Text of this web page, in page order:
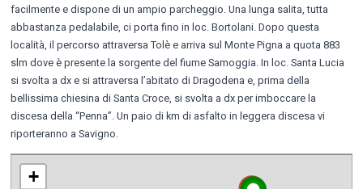
facilmente e dispone di un ampio parcheggio. Una lunga salita, tutta
abbastanza pedalabile, ci porta fino in loc. Bortolani. Dopo questa
località, il percorso attraversa Tolè e arriva sul Monte Pigna a quota 883
slm dove è presente la sorgente del fiume Samoggia. In loc. Santa Lucia
si svolta a dx e si attraversa l’abitato di Dragodena e, prima della
bellissima chiesina di Santa Croce, si svolta a dx per imboccare la
discesa della “Penna”. Un paio di km di asfalto in leggera discesa vi
riporteranno a Savigno.
+